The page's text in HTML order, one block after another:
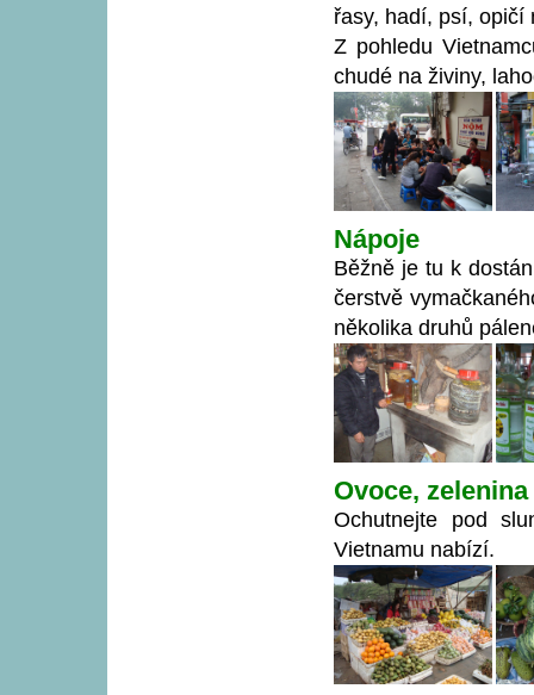
řasy, hadí, psí, opičí
Z pohledu
chudé na živiny,
Nápoje
Běžně je tu k
čerstvě
několika druhů
Ovoce,
Ochutnejte pod
Vietnamu nabízí.